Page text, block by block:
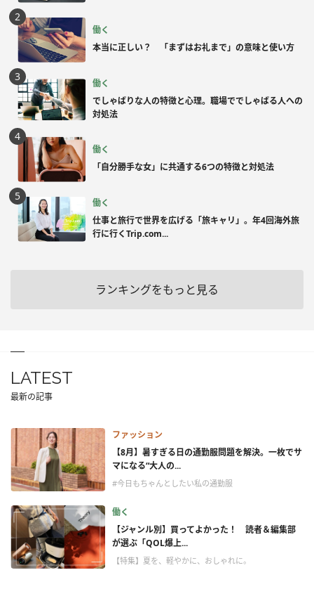
働く
本当に正しい？ 「まずはお礼まで」の意味と使い方
働く
でしゃばりな人の特徴と心理。職場ででしゃばる人への
対処法
働く
「自分勝手な女」に共通する6つの特徴と対処法
働く
仕事と旅行で世界を広げる「旅キャリ」。年4回海外旅
行に行くTrip.com...
ランキングをもっと見る
LATEST
最新の記事
ファッション
【8月】暑すぎる日の通勤服問題を解決。一枚でサ
マになる“大人の...
#今日もちゃんとしたい私の通勤服
働く
【ジャンル別】買ってよかった！ 読者＆編集部
が選ぶ「QOL爆上...
【特集】夏を、軽やかに、おしゃれに。